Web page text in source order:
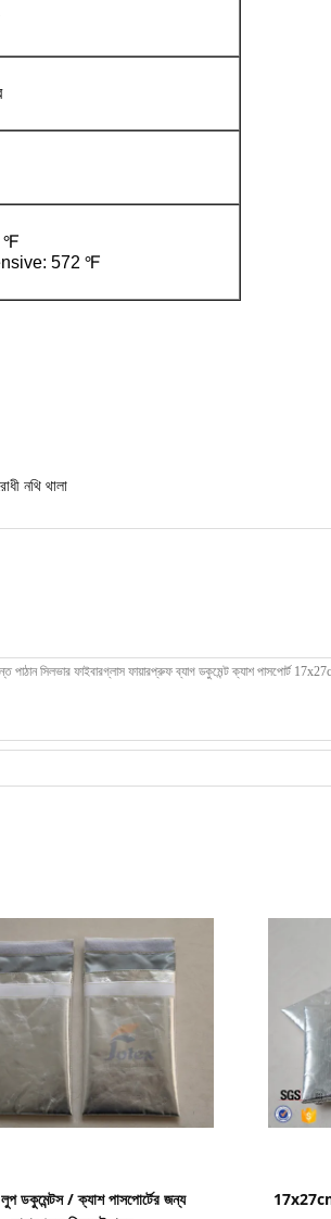
℉
572 ℉
নথি থালা
ডকুমেন্টস / ক্যাশ পাসপোর্টের জন্য
17x27cm